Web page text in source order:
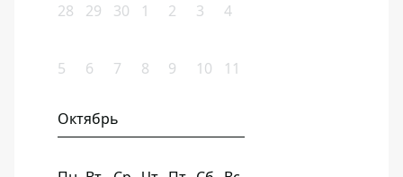
28 29 30 1 2 3 4
5 6 7 8 9 10 11
Октябрь